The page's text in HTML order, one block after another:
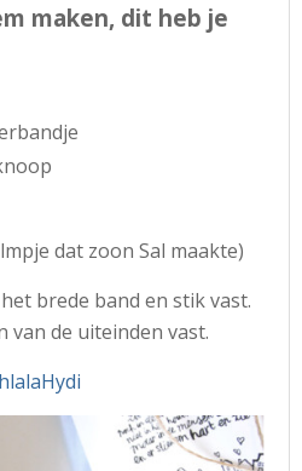
maken, dit heb je
dat zoon Sal maakte)
brede band en stik vast.
van de uiteinden vast.